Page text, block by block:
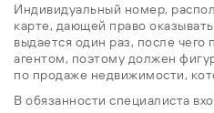
Индивидуальный номер,
карте, дающей право
выдается один раз, после чего
агентом, поэтому должен
по продаже недвижимости,
В обязанности специалиста